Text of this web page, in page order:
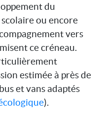
du
ou encore
vers
ce créneau.
estimée à près de
et vans adaptés
).